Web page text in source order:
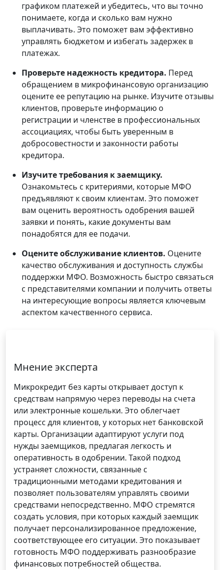
графиком платежей и убедитесь, что вы точно
понимаете, когда и сколько вам нужно
выплачивать. Это поможет вам эффективно
управлять бюджетом и избегать задержек в
платежах.
Проверьте надежность кредитора. Перед
обращением в микрофинансовую организацию
оцените ее репутацию на рынке. Изучите отзывы
клиентов, проверьте информацию о
регистрации и членстве в профессиональных
ассоциациях, чтобы быть уверенным в
добросовестности и законности работы
кредитора.
Изучите требования к заемщику.
Ознакомьтесь с критериями, которые МФО
предъявляют к своим клиентам. Это поможет
вам оценить вероятность одобрения вашей
заявки и понять, какие документы вам
понадобятся для ее подачи.
Оцените обслуживание клиентов. Оцените
качество обслуживания и доступность службы
поддержки МФО. Возможность быстро связаться
с представителями компании и получить ответы
на интересующие вопросы является ключевым
аспектом качественного сервиса.
Мнение эксперта
Микрокредит без карты открывает доступ к
средствам напрямую через переводы на счета
или электронные кошельки. Это облегчает
процесс для клиентов, у которых нет банковской
карты. Организации адаптируют услуги под
нужды заемщиков, предлагая легкость и
оперативность в одобрении. Такой подход
устраняет сложности, связанные с
традиционными методами кредитования и
позволяет пользователям управлять своими
средствами непосредственно. МФО стремятся
создать условия, при которых каждый заемщик
получает персонализированное предложение,
соответствующее его ситуации. Это показывает
готовность МФО поддерживать разнообразие
финансовых потребностей общества.